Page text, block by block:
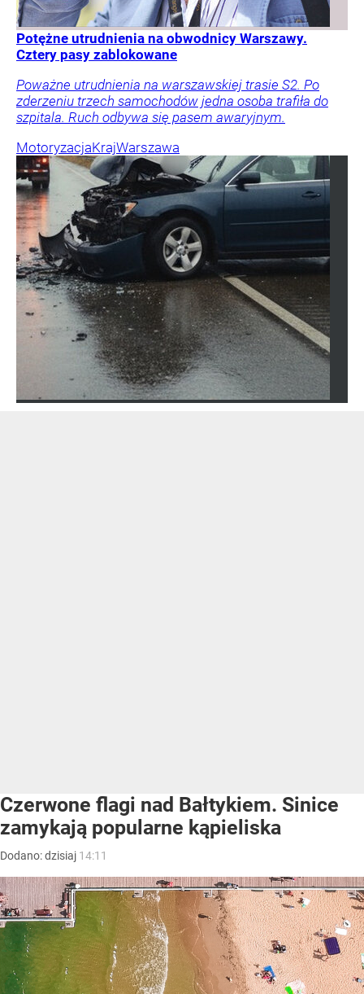
Potężne utrudnienia na obwodnicy Warszawy.
Cztery pasy zablokowane
Poważne utrudnienia na warszawskiej trasie S2. Po
zderzeniu trzech samochodów jedna osoba trafiła do
szpitala. Ruch odbywa się pasem awaryjnym.
MotoryzacjaKrajWarszawa
Czerwone flagi nad Bałtykiem. Sinice
zamykają popularne kąpieliska
Dodano:dzisiaj 14:11